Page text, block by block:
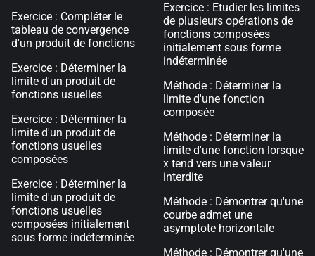
Exercice : Compléter le
tableau de convergence
d'un produit de fonctions
Exercice : Déterminer la
limite d'un produit de
fonctions usuelles
Exercice : Déterminer la
limite d'un produit de
fonctions usuelles
composées
Exercice : Déterminer la
limite d'un produit de
fonctions usuelles
composées initialement
sous forme indéterminée
Exercice : Etudier les limites
de plusieurs opérations de
fonctions composées
initialement sous forme
indéterminée
Méthode : Déterminer la
limite d'une fonction
composée
Méthode : Déterminer la
limite d'une fonction lorsque
x tend vers une valeur
interdite
Méthode : Démontrer qu'une
courbe admet une
asymptote horizontale
Méthode : Démontrer qu'une